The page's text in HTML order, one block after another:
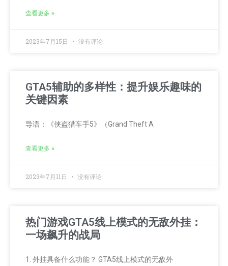
查看更多 »
2023年7月15日 没有评论
GTA5辅助的多样性：提升娱乐趣味的
关键因素
导语：《侠盗猎车手5》（Grand Theft A
查看更多 »
2023年7月11日 没有评论
热门游戏GTA5线上模式的无敌外挂：
一场飙升的战局
1. 外挂具备什么功能？ GTA5线上模式的无敌外